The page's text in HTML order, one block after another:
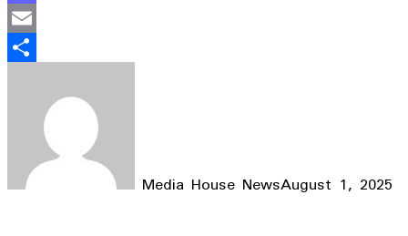
Mastodon
Email
Media House NewsAugust 1, 2025